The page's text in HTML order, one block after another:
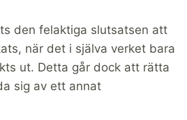
den felaktiga slutsatsen att
när det i själva verket bara
ut. Detta går dock att rätta
sig av ett annat